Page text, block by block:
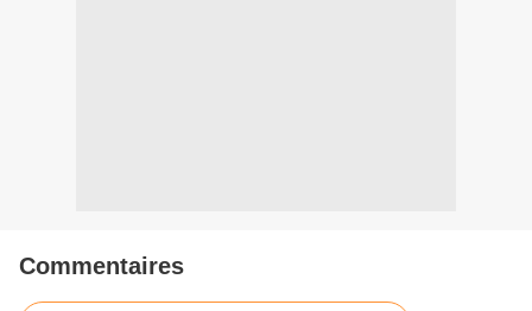
Commentaires